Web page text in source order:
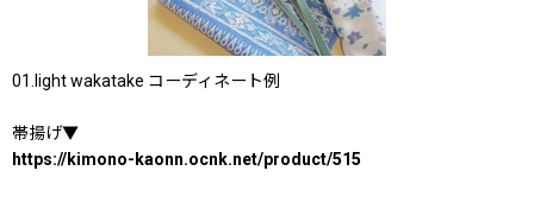
01.light wakatake コーディネート例
帯揚げ▼
https://kimono-kaonn.ocnk.net/product/515